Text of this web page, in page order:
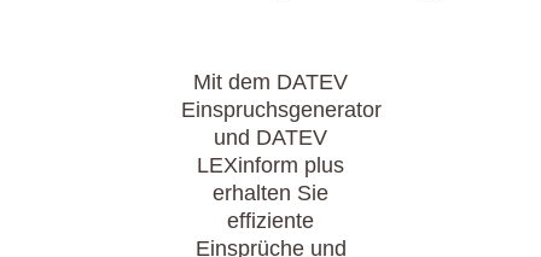
Mit dem DATEV
Einspruchsgenerator
und DATEV
LEXinform plus
erhalten Sie
effiziente
Einsprüche und